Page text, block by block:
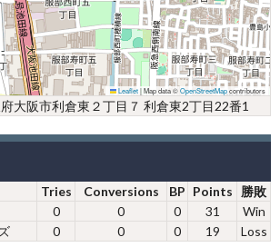
Leaflet|Map data ©OpenStreetMapcontributors
大阪市利倉東２丁目７ 利倉東2丁目22番1
Tries Conversions BP Points
勝敗
0 0 0 31
Win
0 0 0 19 Loss